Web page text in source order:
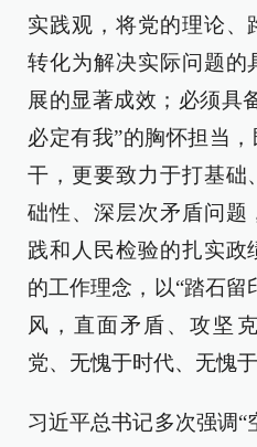
实践观，将党的理论、
转化为解决实际问题的
展的显著成效；必须具
必定有我”的胸怀担当
干，更要致力于打基础
础性、深层次矛盾问题
践和人民检验的扎实政
的工作理念，以“踏石留
风，直面矛盾、攻坚
党、无愧于时代、无愧
习近平总书记多次强调“